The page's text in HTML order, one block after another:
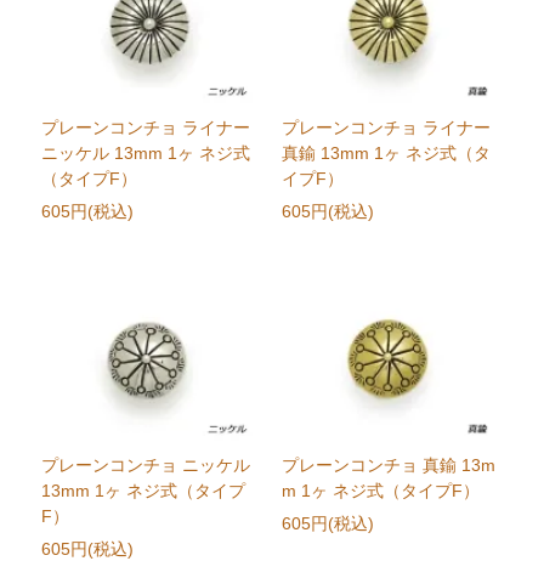
プレーンコンチョ ライナー
ニッケル 13mm 1ヶ ネジ式
（タイプF）
605円(税込)
プレーンコンチョ ライナー
真鍮 13mm 1ヶ ネジ式（タ
イプF）
605円(税込)
プレーンコンチョ ニッケル
13mm 1ヶ ネジ式（タイプ
F）
605円(税込)
プレーンコンチョ 真鍮 13m
m 1ヶ ネジ式（タイプF）
605円(税込)